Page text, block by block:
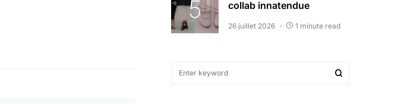
collab innatendue
26 juillet 2026 1 minute read